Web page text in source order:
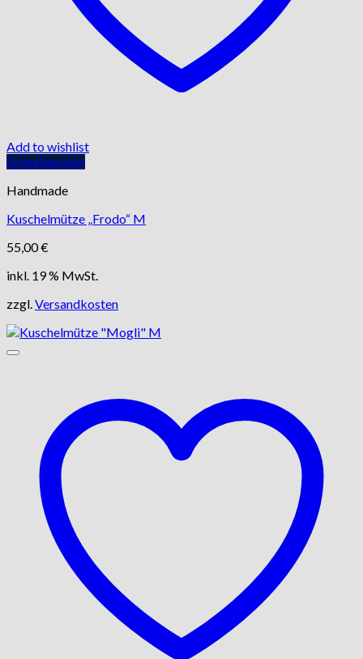
Add to wishlist
Schnellansicht
Handmade
Kuschelmütze „Frodo“ M
55,00€
inkl. 19 % MwSt.
zzgl.Versandkosten